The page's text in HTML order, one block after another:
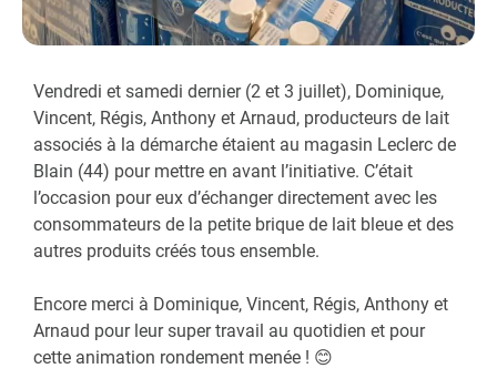
Vendredi et samedi dernier (2 et 3 juillet), Dominique,
Vincent, Régis, Anthony et Arnaud, producteurs de lait
associés à la démarche étaient au magasin Leclerc de
Blain (44) pour mettre en avant l’initiative. C’était
l’occasion pour eux d’échanger directement avec les
consommateurs de la petite brique de lait bleue et des
autres produits créés tous ensemble.
Encore merci à Dominique, Vincent, Régis, Anthony et
Arnaud pour leur super travail au quotidien et pour
cette animation rondement menée ! 😊